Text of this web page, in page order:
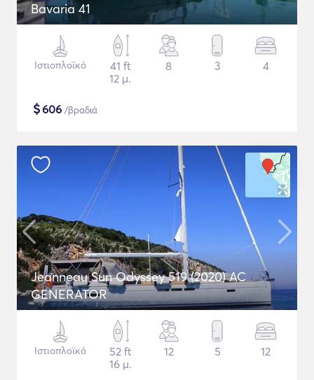
Bavaria 41
Ιστιοπλοϊκό
41 ft
12 μ.
8 3 4
$606 /βραδιά
Jeanneau Sun Odyssey 519 (2020) AC
GENERATOR
Ιστιοπλοϊκό
52 ft
16 μ.
12 5 12